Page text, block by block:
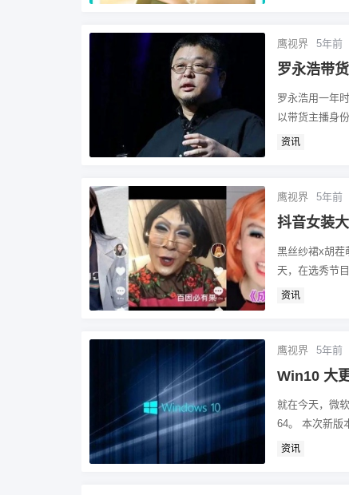
鹰视界 5年前
罗永浩带
罗永浩用一年
以带货主播身
资讯
鹰视界 5年前
抖音女装
黑丝纱裙x胡
天，在选秀节
资讯
鹰视界 5年前
Win10 大
就在今天，微
64。 本次新版
资讯